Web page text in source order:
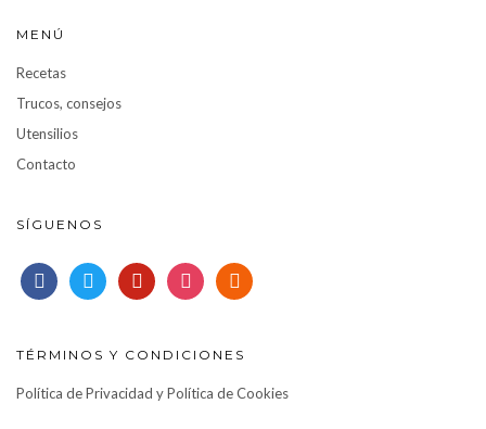
MENÚ
Recetas
Trucos, consejos
Utensilios
Contacto
SÍGUENOS
facebooktwitter pinterestinstagramrss
TÉRMINOS Y CONDICIONES
Política de Privacidad y Política de Cookies